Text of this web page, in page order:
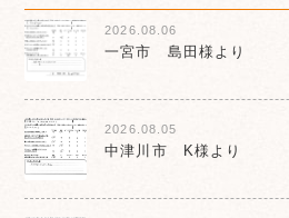
2026.08.06
一宮市 島田様より
2026.08.05
中津川市 K様より